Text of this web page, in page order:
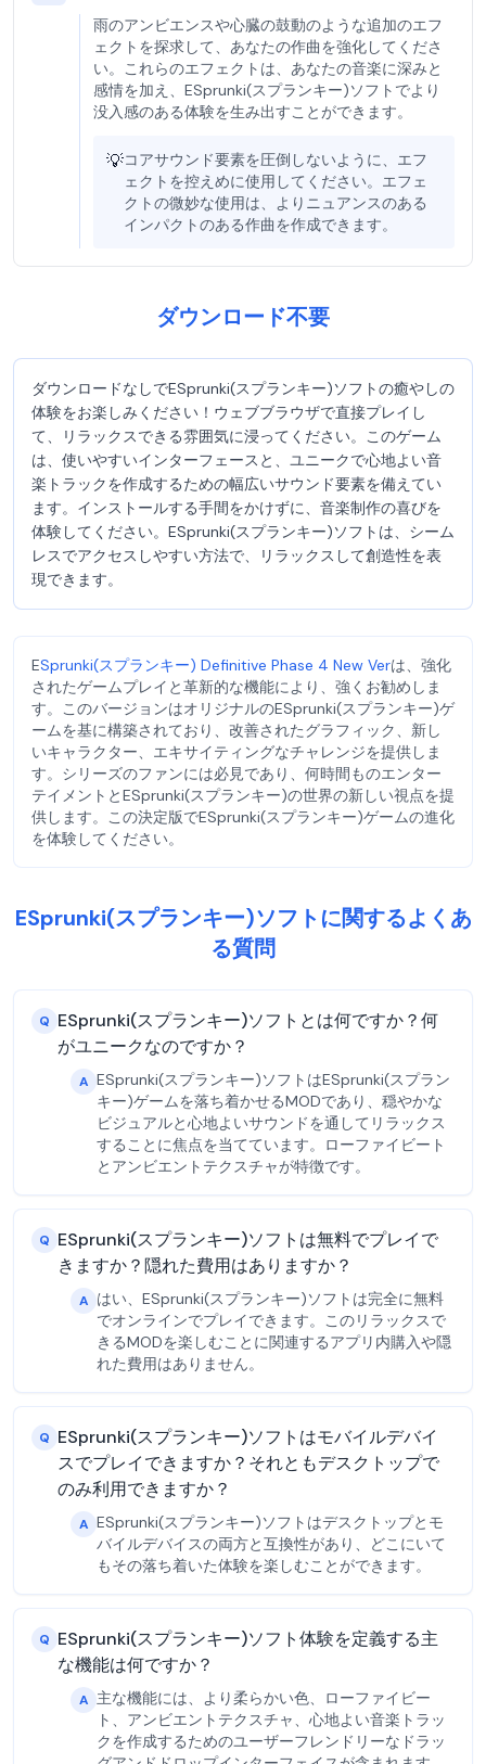
雨のアンビエンスや心臓の鼓動のような追加のエフ
ェクトを探求して、あなたの作曲を強化してくださ
い。これらのエフェクトは、あなたの音楽に深みと
感情を加え、ESprunki(スプランキー)ソフトでより
没入感のある体験を生み出すことができます。
💡コアサウンド要素を圧倒しないように、エフ
ェクトを控えめに使用してください。エフェ
クトの微妙な使用は、よりニュアンスのある
インパクトのある作曲を作成できます。
ダウンロード不要
ダウンロードなしでESprunki(スプランキー)ソフトの癒やしの
体験をお楽しみください！ウェブブラウザで直接プレイし
て、リラックスできる雰囲気に浸ってください。このゲーム
は、使いやすいインターフェースと、ユニークで心地よい音
楽トラックを作成するための幅広いサウンド要素を備えてい
ます。インストールする手間をかけずに、音楽制作の喜びを
体験してください。ESprunki(スプランキー)ソフトは、シーム
レスでアクセスしやすい方法で、リラックスして創造性を表
現できます。
ESprunki(スプランキー) Definitive Phase 4 New Verは、強化
されたゲームプレイと革新的な機能により、強くお勧めしま
す。このバージョンはオリジナルのESprunki(スプランキー)ゲ
ームを基に構築されており、改善されたグラフィック、新し
いキャラクター、エキサイティングなチャレンジを提供しま
す。シリーズのファンには必見であり、何時間ものエンター
テイメントとESprunki(スプランキー)の世界の新しい視点を提
供します。この決定版でESprunki(スプランキー)ゲームの進化
を体験してください。
ESprunki(スプランキー)ソフトに関するよくあ
る質問
Q ESprunki(スプランキー)ソフトとは何ですか？何
がユニークなのですか？
A ESprunki(スプランキー)ソフトはESprunki(スプラン
キー)ゲームを落ち着かせるMODであり、穏やかな
ビジュアルと心地よいサウンドを通してリラックス
することに焦点を当てています。ローファイビート
とアンビエントテクスチャが特徴です。
Q ESprunki(スプランキー)ソフトは無料でプレイで
きますか？隠れた費用はありますか？
A はい、ESprunki(スプランキー)ソフトは完全に無料
でオンラインでプレイできます。このリラックスで
きるMODを楽しむことに関連するアプリ内購入や隠
れた費用はありません。
Q ESprunki(スプランキー)ソフトはモバイルデバイ
スでプレイできますか？それともデスクトップで
のみ利用できますか？
A ESprunki(スプランキー)ソフトはデスクトップとモ
バイルデバイスの両方と互換性があり、どこにいて
もその落ち着いた体験を楽しむことができます。
Q ESprunki(スプランキー)ソフト体験を定義する主
な機能は何ですか？
A 主な機能には、より柔らかい色、ローファイビー
ト、アンビエントテクスチャ、心地よい音楽トラッ
クを作成するためのユーザーフレンドリーなドラッ